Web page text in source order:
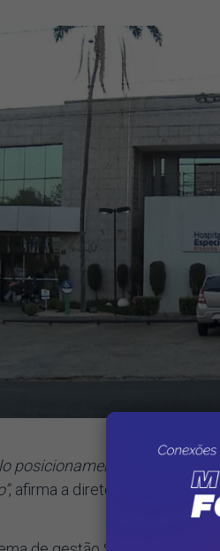
posicionamento da
, afirma a diretora